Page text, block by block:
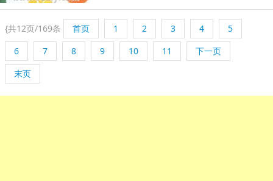
{共12页/169条 首页 1 2 3 4
5
6
7 8 9 10 11
下一页
末页